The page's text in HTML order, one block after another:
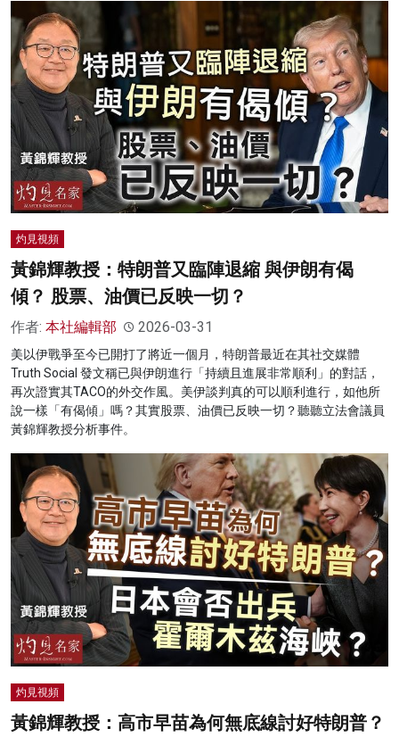
灼見視頻
黃錦輝教授：特朗普又臨陣退縮 與伊朗有偈
傾？ 股票、油價已反映一切？
作者: 本社編輯部 2026-03-31
美以伊戰爭至今已開打了將近一個月，特朗普最近在其社交媒體
Truth Social 發文稱已與伊朗進行「持續且進展非常順利」的對話，
再次證實其TACO的外交作風。美伊談判真的可以順利進行，如他所
說一樣「有偈傾」嗎？其實股票、油價已反映一切？聽聽立法會議員
黃錦輝教授分析事件。
灼見視頻
黃錦輝教授：高市早苗為何無底線討好特朗普？